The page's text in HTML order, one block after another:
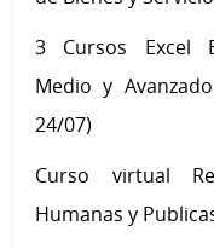
3 Cursos Excel
Medio y
24/07)
Curso virtual
Humanas y